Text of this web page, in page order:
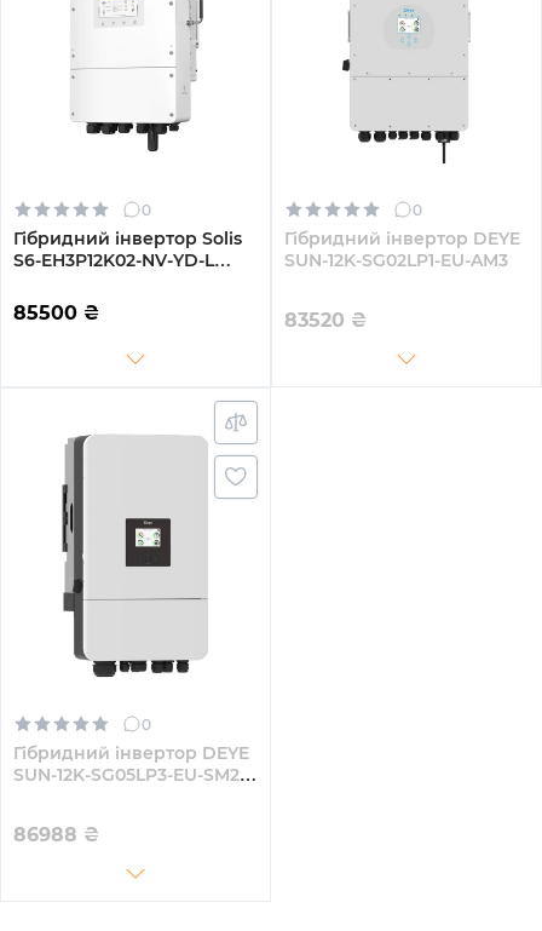
0
Гібридний інвертор Solis
S6-EH3P12K02-NV-YD-L
220/380V Трифазний
85500 ₴
0
Гібридний інвертор DEYE
SUN-12K-SG02LP1-EU-AM3
83520 ₴
0
Гібридний інвертор DEYE
SUN-12K-SG05LP3-EU-SM2
86988 ₴